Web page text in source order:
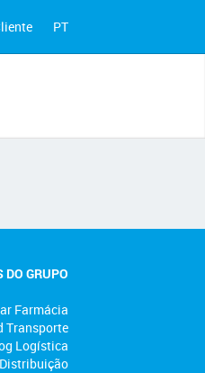
PT
DO GRUPO
Farmácia
Transporte
Logística